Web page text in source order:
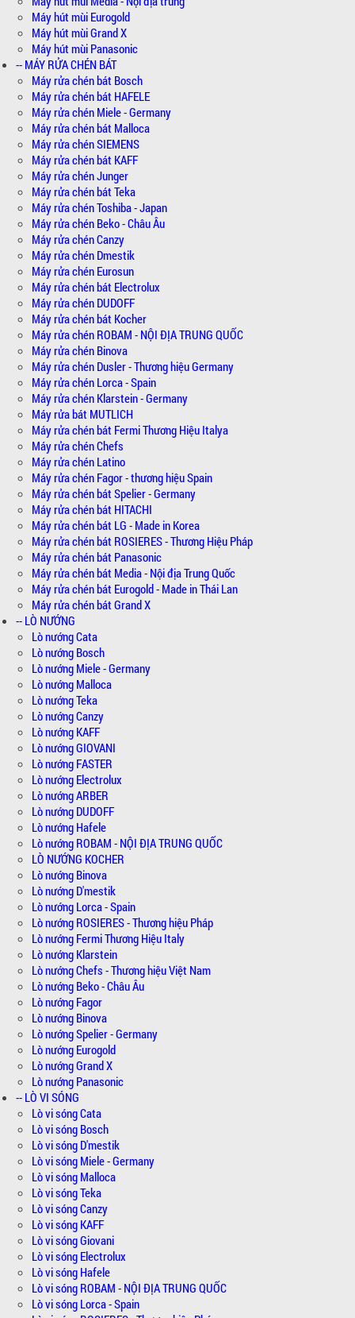
Máy hút mùi Eurogold
Máy hút mùi Grand X
Máy hút mùi Panasonic
-- MÁY RỬA CHÉN BÁT
Máy rửa chén bát Bosch
Máy rửa chén bát HAFELE
Máy rửa chén Miele - Germany
Máy rửa chén bát Malloca
Máy rửa chén SIEMENS
Máy rửa chén bát KAFF
Máy rửa chén Junger
Máy rửa chén bát Teka
Máy rửa chén Toshiba - Japan
Máy rửa chén Beko - Châu Âu
Máy rửa chén Canzy
Máy rửa chén Dmestik
Máy rửa chén Eurosun
Máy rửa chén bát Electrolux
Máy rửa chén DUDOFF
Máy rửa chén bát Kocher
Máy rửa chén ROBAM - NỘI ĐỊA TRUNG QUỐC
Máy rửa chén Binova
Máy rửa chén Dusler - Thương hiệu Germany
Máy rửa chén Lorca - Spain
Máy rửa chén Klarstein - Germany
Máy rửa bát MUTLICH
Máy rửa chén bát Fermi Thương Hiệu Italya
Máy rửa chén Chefs
Máy rửa chén Latino
Máy rửa chén Fagor - thương hiệu Spain
Máy rửa chén bát Spelier - Germany
Máy rửa chén bát HITACHI
Máy rửa chén bát LG - Made in Korea
Máy rửa chén bát ROSIERES - Thương Hiệu Pháp
Máy rửa chén bát Panasonic
Máy rửa chén bát Media - Nội địa Trung Quốc
Máy rửa chén bát Eurogold - Made in Thái Lan
Máy rửa chén bát Grand X
-- LÒ NƯỚNG
Lò nướng Cata
Lò nướng Bosch
Lò nướng Miele - Germany
Lò nướng Malloca
Lò nướng Teka
Lò nướng Canzy
Lò nướng KAFF
Lò nướng GIOVANI
Lò nướng FASTER
Lò nướng Electrolux
Lò nướng ARBER
Lò nướng DUDOFF
Lò nướng Hafele
Lò nướng ROBAM - NỘI ĐỊA TRUNG QUỐC
LÒ NƯỚNG KOCHER
Lò nướng Binova
Lò nướng D'mestik
Lò nướng Lorca - Spain
Lò nướng ROSIERES - Thương hiệu Pháp
Lò nướng Fermi Thương Hiệu Italy
Lò nướng Klarstein
Lò nướng Chefs - Thương hiệu Việt Nam
Lò nướng Beko - Châu Âu
Lò nướng Fagor
Lò nướng Binova
Lò nướng Spelier - Germany
Lò nướng Eurogold
Lò nướng Grand X
Lò nướng Panasonic
-- LÒ VI SÓNG
Lò vi sóng Cata
Lò vi sóng Bosch
Lò vi sóng D'mestik
Lò vi sóng Miele - Germany
Lò vi sóng Malloca
Lò vi sóng Teka
Lò vi sóng Canzy
Lò vi sóng KAFF
Lò vi sóng Giovani
Lò vi sóng Electrolux
Lò vi sóng Hafele
Lò vi sóng ROBAM - NỘI ĐỊA TRUNG QUỐC
Lò vi sóng Lorca - Spain